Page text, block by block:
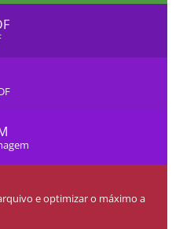
e optimizar o máximo a